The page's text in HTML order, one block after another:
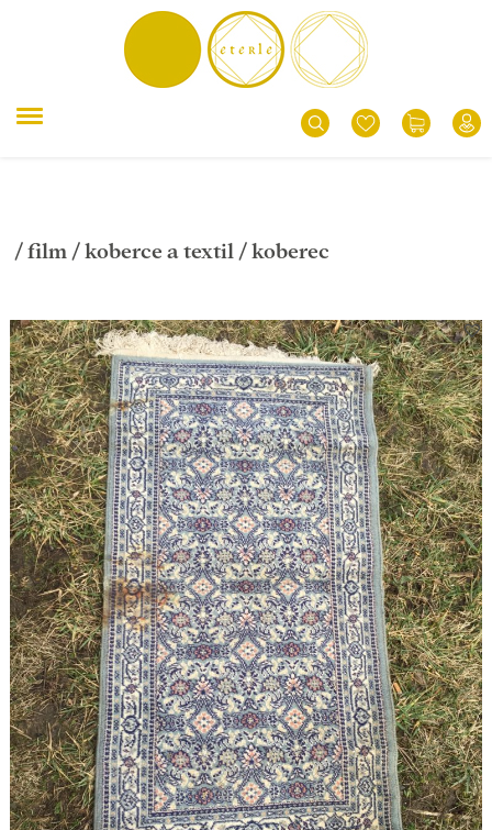
/ film / koberce a textil / koberec